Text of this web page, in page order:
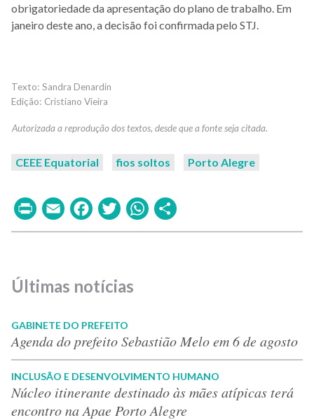
obrigatoriedade da apresentação do plano de trabalho. Em
janeiro deste ano, a decisão foi confirmada pelo STJ.
Sandra Denardin
Cristiano Vieira
CEEE Equatorial fios soltos Porto Alegre
PrintEmailFacebook
TwitterWhatsApp
Últimas notícias
GABINETE DO PREFEITO
Agenda do prefeito Sebastião Melo em 6 de agosto
INCLUSÃO E DESENVOLVIMENTO HUMANO
Núcleo itinerante destinado às mães atípicas terá
encontro na Apae Porto Alegre